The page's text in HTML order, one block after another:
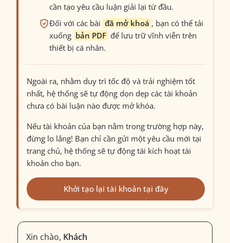
cần tạo yêu cầu luận giải lại từ đầu.
Đối với các bài đã mở khoá , bạn có thể tải
xuống bản PDF để lưu trữ vĩnh viễn trên
thiết bị cá nhân.
Ngoài ra, nhằm duy trì tốc độ và trải nghiệm tốt
nhất, hệ thống sẽ tự động dọn dẹp các tài khoản
chưa có bài luận nào được mở khóa.
Nếu tài khoản của bạn nằm trong trường hợp này,
đừng lo lắng! Bạn chỉ cần gửi một yêu cầu mới tại
trang chủ, hệ thống sẽ tự động tái kích hoạt tài
khoản cho bạn.
Khởi tạo lại tài khoản tại đây
Xin chào, Khách